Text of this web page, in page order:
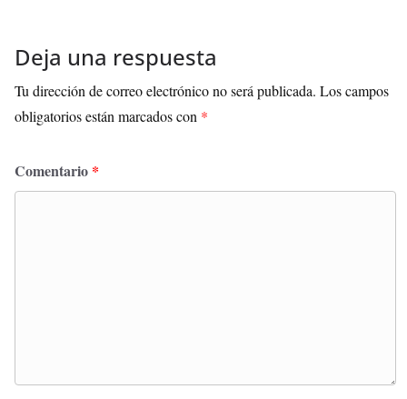
Deja una respuesta
Tu dirección de correo electrónico no será publicada. Los campos
obligatorios están marcados con *
Comentario *